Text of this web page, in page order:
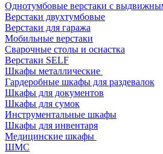
Однотумбовые верстаки с
Верстаки двухтумбовые
Верстаки для гаража
Мобильные верстаки
Сварочные столы и оснастка
Верстаки SELF
Шкафы металлические
Гардеробные шкафы для раздевалок
Шкафы для документов
Шкафы для сумок
Инструментальные шкафы
Шкафы для инвентаря
Медицинские шкафы
ШМС